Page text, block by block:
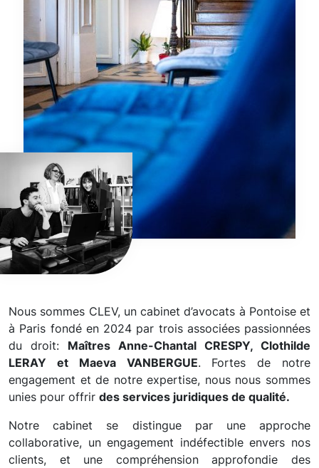
Nous sommes CLEV, un cabinet d’avocats à Pontoise et
à Paris fondé en 2024 par trois associées passionnées
du droit: Maîtres Anne-Chantal CRESPY, Clothilde
LERAY et Maeva VANBERGUE. Fortes de notre
engagement et de notre expertise, nous nous sommes
unies pour offrir des services juridiques de qualité.
Notre cabinet se distingue par une approche
collaborative, un engagement indéfectible envers nos
clients, et une compréhension approfondie des